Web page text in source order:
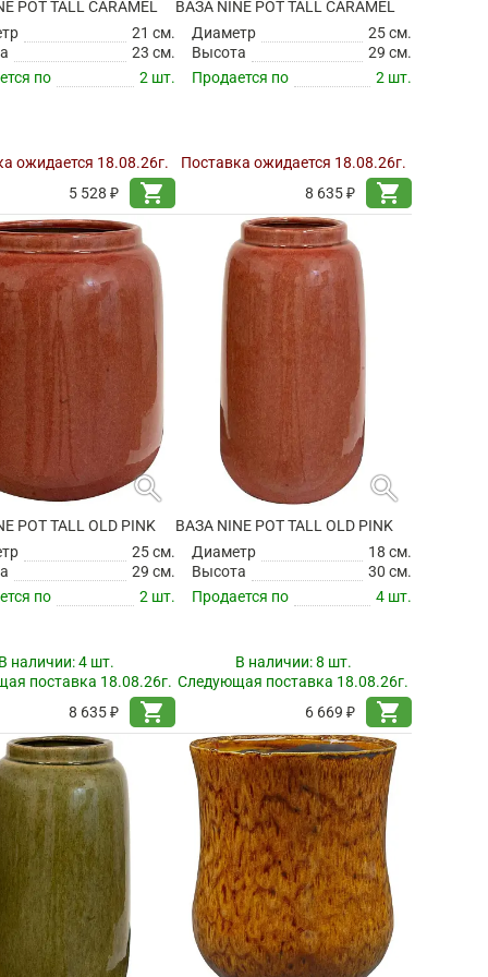
POT TALL CARAMEL
21 см.
23 см.
по
2 шт.
ожидается 18.08.26г.
5 528 ₽
shopping_cart
ВАЗА NINE POT TALL CARAMEL
Диаметр
25 см.
Высота
29 см.
Продается по
2 шт.
Поставка ожидается 18.08.26г.
8 635 ₽
shopping_cart
search
POT TALL OLD PINK
25 см.
29 см.
по
2 шт.
наличии:4 шт.
поставка 18.08.26г.
8 635 ₽
shopping_cart
search
ВАЗА NINE POT TALL OLD PINK
Диаметр
18 см.
Высота
30 см.
Продается по
4 шт.
В наличии:8 шт.
Следующая поставка 18.08.26г.
6 669 ₽
shopping_cart